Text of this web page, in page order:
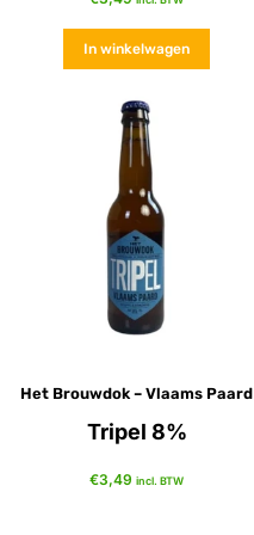
In winkelwagen
Het Brouwdok – Vlaams Paard
Tripel 8%
€3,49 incl. BTW